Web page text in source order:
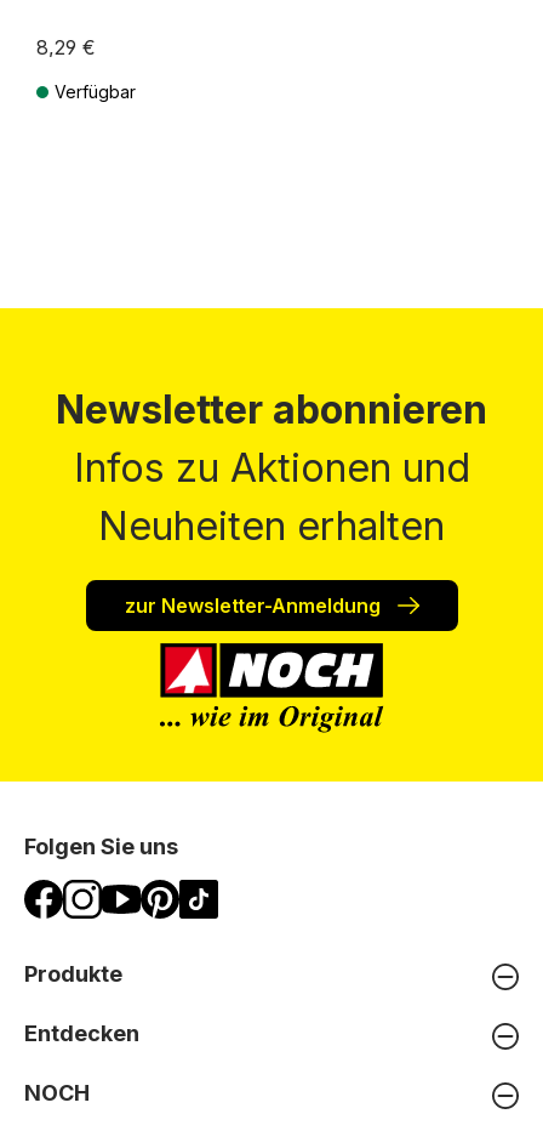
8,29 €
Verfügbar
Newsletter abonnieren
Infos zu Aktionen und
Neuheiten erhalten
zur Newsletter-Anmeldung
Folgen Sie uns
Produkte
Entdecken
NOCH